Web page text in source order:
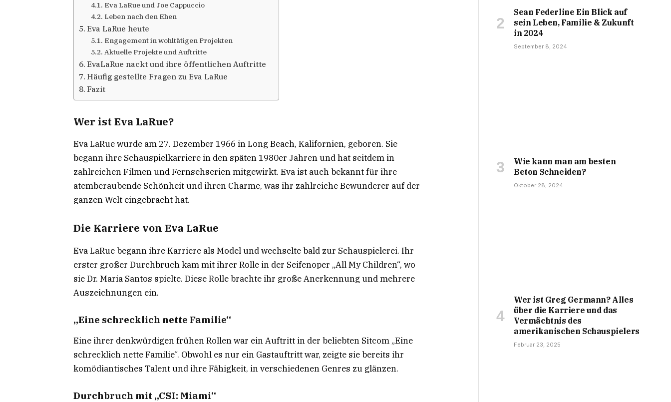
Eva LaRue und Joe Cappuccio
Leben nach den Ehen
Eva LaRue heute
Engagement in wohltätigen Projekten
Aktuelle Projekte und Auftritte
EvaLaRue nackt und ihre öffentlichen Auftritte
Häufig gestellte Fragen zu Eva LaRue
Fazit
Wer ist Eva LaRue?
Eva LaRue wurde am 27. Dezember 1966 in Long Beach, Kalifornien, geboren. Sie
begann ihre Schauspielkarriere in den späten 1980er Jahren und hat seitdem in
zahlreichen Filmen und Fernsehserien mitgewirkt. Eva ist auch bekannt für ihre
atemberaubende Schönheit und ihren Charme, was ihr zahlreiche Bewunderer auf der
ganzen Welt eingebracht hat.
Die Karriere von Eva LaRue
Eva LaRue begann ihre Karriere als Model und wechselte bald zur Schauspielerei. Ihr
erster großer Durchbruch kam mit ihrer Rolle in der Seifenoper „All My Children“, wo
sie Dr. Maria Santos spielte. Diese Rolle brachte ihr große Anerkennung und mehrere
Auszeichnungen ein.
„Eine schrecklich nette Familie“
Eine ihrer denkwürdigen frühen Rollen war ein Auftritt in der beliebten Sitcom „Eine
schrecklich nette Familie“. Obwohl es nur ein Gastauftritt war, zeigte sie bereits ihr
komödiantisches Talent und ihre Fähigkeit, in verschiedenen Genres zu glänzen.
Durchbruch mit „CSI: Miami“
Sean Federline Ein Blick auf
sein Leben, Familie & Zukunft
in 2024
September 8, 2024
Wie kann man am besten
Beton Schneiden?
Oktober 28, 2024
Wer ist Greg Germann? Alles
über die Karriere und das
Vermächtnis des
amerikanischen Schauspielers
Februar 23, 2025